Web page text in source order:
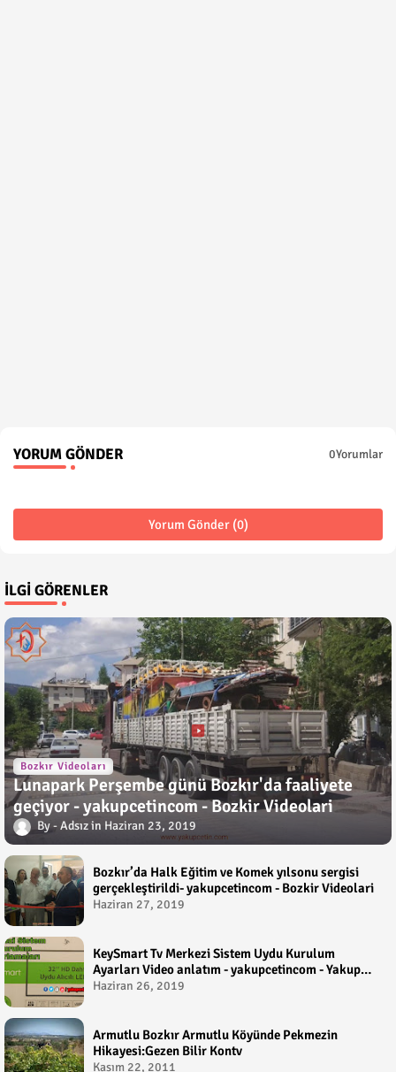
YORUM GÖNDER 0Yorumlar
Yorum Gönder (0)
İLGI GÖRENLER
Bozkır Videoları
Lunapark Perşembe günü Bozkır'da faaliyete
geçiyor - yakupcetincom - Bozkir Videolari
Adsız Haziran 23, 2019
Bozkır’da Halk Eğitim ve Komek yılsonu sergisi
gerçekleştirildi- yakupcetincom - Bozkir Videolari
Haziran 27, 2019
KeySmart Tv Merkezi Sistem Uydu Kurulum
Ayarları Video anlatım - yakupcetincom - Yakup
Çetin
Haziran 26, 2019
Armutlu Bozkır Armutlu Köyünde Pekmezin
Hikayesi:Gezen Bilir Kontv
Kasım 22, 2011